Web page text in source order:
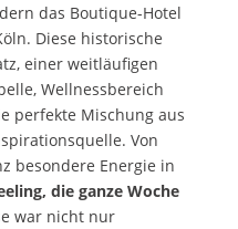
das Boutique-Hotel
Diese historische
einer weitläufigen
Wellnessbereich
perfekte Mischung aus
Von
besondere Energie in
die ganze Woche
war nicht nur